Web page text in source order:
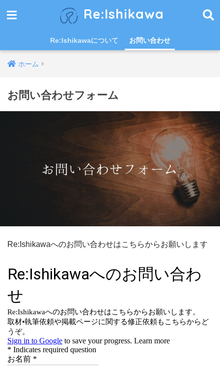
Re:Ishikawa
Re:Ishikawaについて お問い合わせ
ホーム
お問い合わせフォーム
Re:Ishikawaへのお問い合わせはこちらからお願いします